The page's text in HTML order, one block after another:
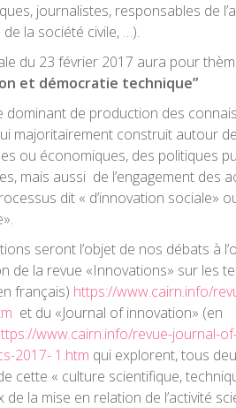
journalistes, responsables de
la société civile, …).
du 23 février 2017 aura pour
et démocratie technique”
dominant de production des
majoritairement construit autour
ou économiques, des politiques
mais aussi de l’engagement des
dit « d’innovation sociale»
seront l’objet de nos débats à
de la revue «Innovations» sur les
français) https://www.cairn.info/
et du «Journal of innovation» (en
www.cairn.info/revue-journal-
2017- 1.htm qui explorent, tous
cette « culture scientifique,
de la mise en relation de l’activité